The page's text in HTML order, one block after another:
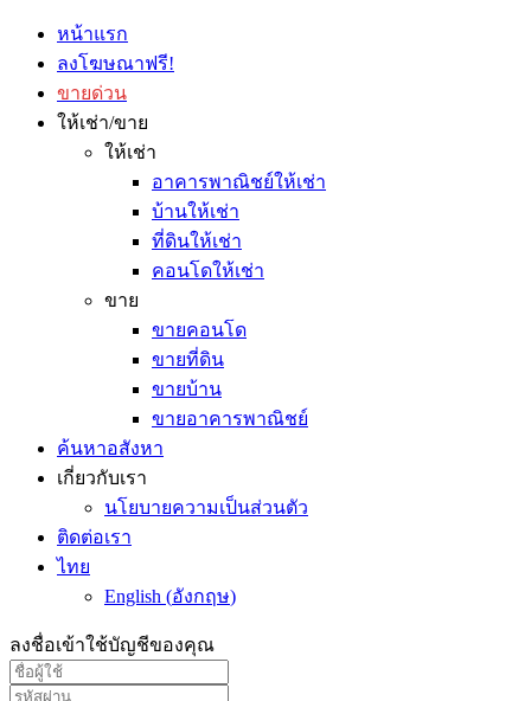
หน้าแรก
ลงโฆษณาฟรี!
ขายด่วน
ให้เช่า/ขาย
ให้เช่า
อาคารพาณิชย์ให้เช่า
บ้านให้เช่า
ที่ดินให้เช่า
คอนโดให้เช่า
ขาย
ขายคอนโด
ขายที่ดิน
ขายบ้าน
ขายอาคารพาณิชย์
ค้นหาอสังหา
เกี่ยวกับเรา
นโยบายความเป็นส่วนตัว
ติดต่อเรา
ไทย
English (อังกฤษ)
ลงชื่อเข้าใช้บัญชีของคุณ